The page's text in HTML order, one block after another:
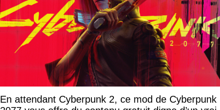
En attendant Cyberpunk 2, ce mod de Cyberpunk